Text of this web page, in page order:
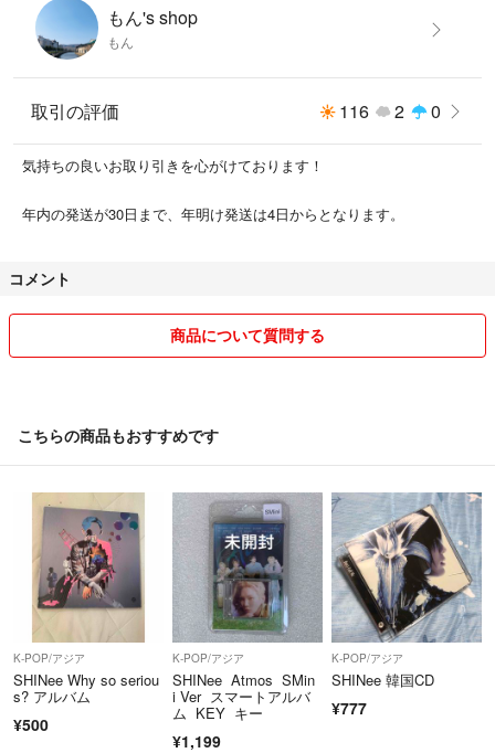
もん's shop
もん
取引の評価 116 2 0
気持ちの良いお取り引きを心がけております！
年内の発送が30日まで、年明け発送は4日からとなります。
コメント
商品について質問する
こちらの商品もおすすめです
K-POP/アジア
SHINee Why so seriou
s? アルバム
¥500
K-POP/アジア
SHINee Atmos SMin
i Ver スマートアルバ
ム KEY キー
¥1,199
K-POP/アジア
SHINee 韓国CD
¥777